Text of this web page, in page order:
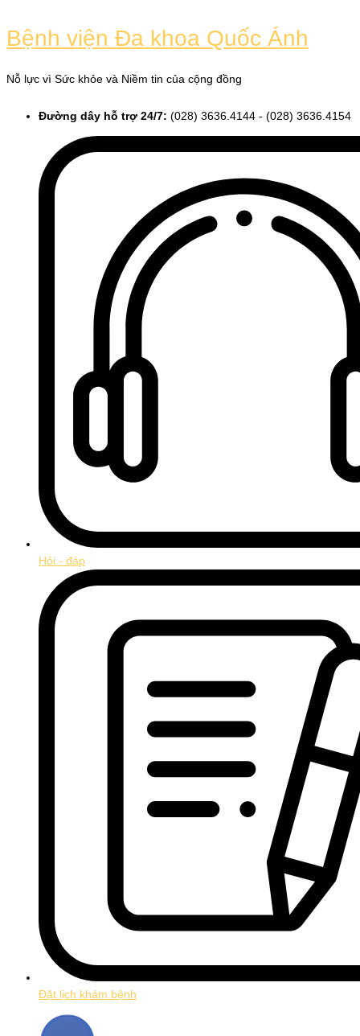
content
Bệnh viện Đa khoa Quốc Ánh
Nỗ lực vì Sức khỏe và Niềm tin của cộng đồng
Đường dây hỗ trợ 24/7: (028) 3636.4144 - (028) 3636.4154
Hỏi - đáp
Đặt lịch khám bệnh